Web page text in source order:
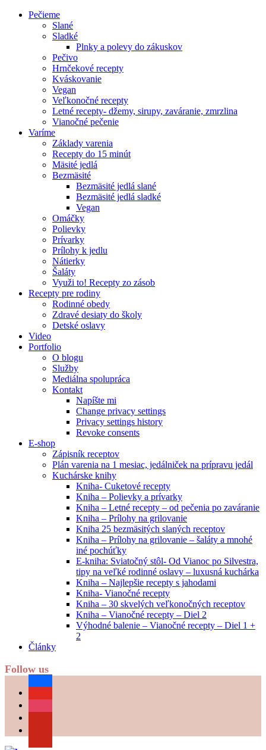
Pečieme
Slané
Sladké
Plnky a polevy do zákuskov
Pečivo
Hrnčekové recepty
Kváskovanie
Vegan
Veľkonočné recepty
Letné recepty- džemy, sirupy, zaváranie, zmrzlina
Vianočné pečenie
Varíme
Základy varenia
Recepty do 15 minút
Mäsité jedlá
Bezmäsité
Bezmäsité jedlá slané
Bezmäsité jedlá sladké
Vegan
Omáčky
Polievky
Prívarky
Prílohy k jedlu
Nátierky
Šaláty
Využi to! Recepty zo zásob
Recepty pre rodiny
Rodinné obedy
Zdravé desiaty do školy
Detské oslavy
Video
Portfolio
O blogu
Služby
Mediálna spolupráca
Kontakt
Napíšte mi
Change privacy settings
Privacy settings history
Revoke consents
E-shop
Zápisník receptov
Plán varenia na 1 mesiac, jedálniček na prípravu jedál
Kuchárske knihy
Kniha- Cuketové recepty
Kniha – Polievky a prívarky
Kniha – Letné recepty – od pečenia po zaváranie
Kniha – Prílohy na grilovanie
Kniha 25 bezmäsitých slaných receptov
Kniha – Prílohy na grilovanie – šaláty a mnohé
iné pochúťky
E-kniha: Sviatočný stôl- Od Vianoc po Silvestra,
tipy na veľké rodinné oslavy – luxusná kuchárka
Kniha – Najlepšie recepty s jahodami
Kniha- Vianočné recepty
Kniha – 30 skvelých veľkonočných receptov
Kniha – Vianočné recepty – Diel 2
Výhodné balenie – Vianočné recepty – Diel 1 +
2
Články
Follow us